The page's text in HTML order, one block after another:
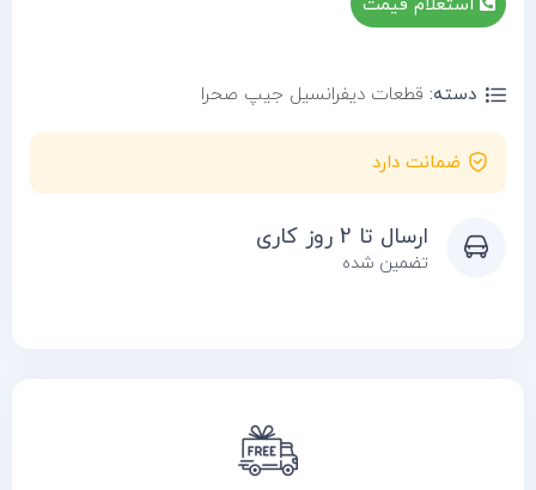
استعلام قیمت
دسته: قطعات دیفرانسیل جیپ صحرا
ضمانت دارد
ارسال تا 2 روز کاری
تضمین شده